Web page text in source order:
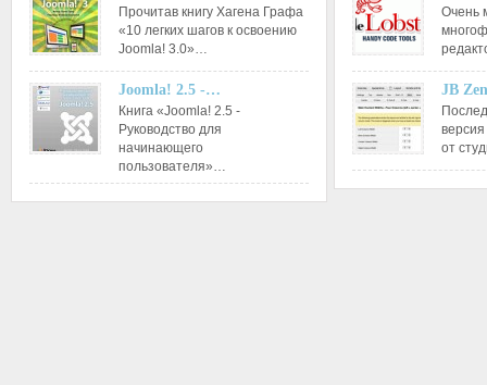
Прочитав книгу Хагена Графа
«10 легких шагов к освоению
Joomla! 3.0»…
Joomla! 2.5 -…
Книга «Joomla! 2.5 -
Руководство для
начинающего
пользователя»…
Очень
JB
от